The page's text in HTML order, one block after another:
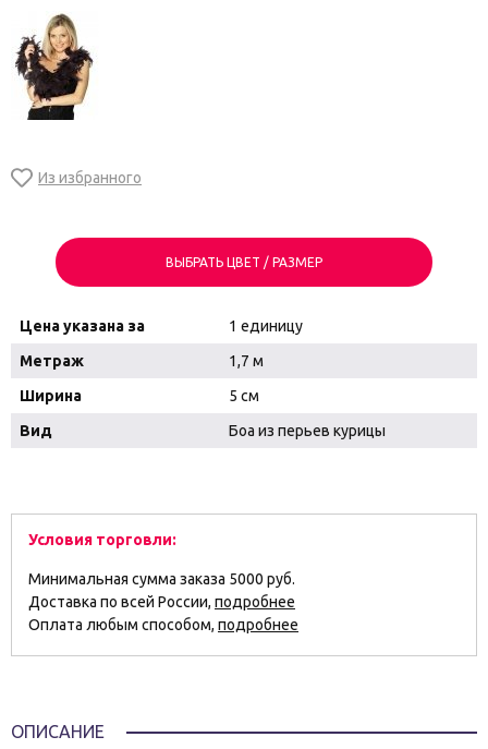
ВЫБРАТЬ ЦВЕТ / РАЗМЕР
Цена указана за
1 единицу
Метраж
1,7 м
Ширина
5 см
Вид
Боа из перьев курицы
Условия торговли:
Минимальная сумма заказа 5000 руб.
Доставка по всей России, подробнее
Оплата любым способом, подробнее
ОПИСАНИЕ